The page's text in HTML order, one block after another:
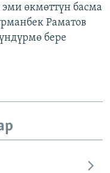
өкмөттүн басма
Раматов
бере